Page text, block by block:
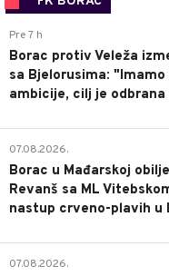
Pre 7 h
Borac protiv Veleža
sa Bjelorusima:
ambicije, cilj je
07.08.2026.
Borac u Mađarskoj
Revanš sa ML
nastup crveno-plavih u
07.08.2026.